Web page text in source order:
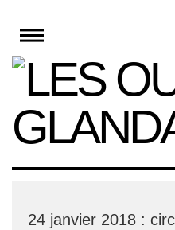
content
24 janvier 2018 :